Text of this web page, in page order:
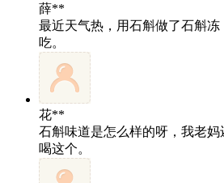
薛**
最近天气热，用石斛做了石斛
吃。
花**
石斛味道是怎么样的呀，我老
喝这个。